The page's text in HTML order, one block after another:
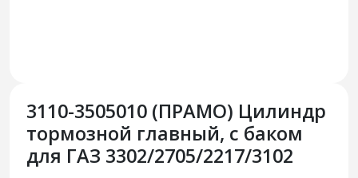
3110-3505010 (ПРАМО) Цилиндр
тормозной главный, с баком
для ГАЗ 3302/2705/2217/3102